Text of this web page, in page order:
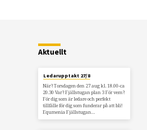
Aktuellt
Ledarupptakt 27/8
När? Torsdagen den 27 aug kl. 18.00-ca
20.30 Var? Fjällstugan plan 3 För vem?
För dig som är ledare och perfekt
tillfälle för dig som funderar på att bli!
Equmenia Fjällstugan…